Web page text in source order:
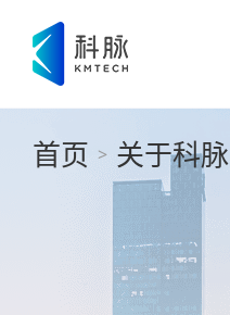
首页 > 关于科脉